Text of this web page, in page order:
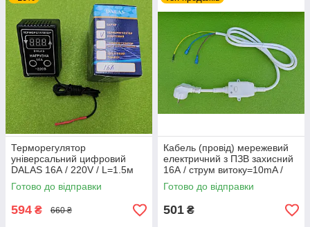
температуры или защиту водонагревателя от поломки,
либо две сразу.
На какой ток был рассчитан Ваш старый
терморегулятор.
Провести замену терморегулятора Вы также сможете
самостоятельно, это не потребует множества сил и времени.
Терморегулятор
універсальний цифровий
DALAS 16А / 220V / L=1.5м
(розеточний)
Готово до відправки
594 ₴ 660 ₴
Кабель (провід) мережевий
електричний з ПЗВ захисний
16А / струм витоку=10mA /
250V / довжина L=170см для
бойлерів
Готово до відправки
501 ₴